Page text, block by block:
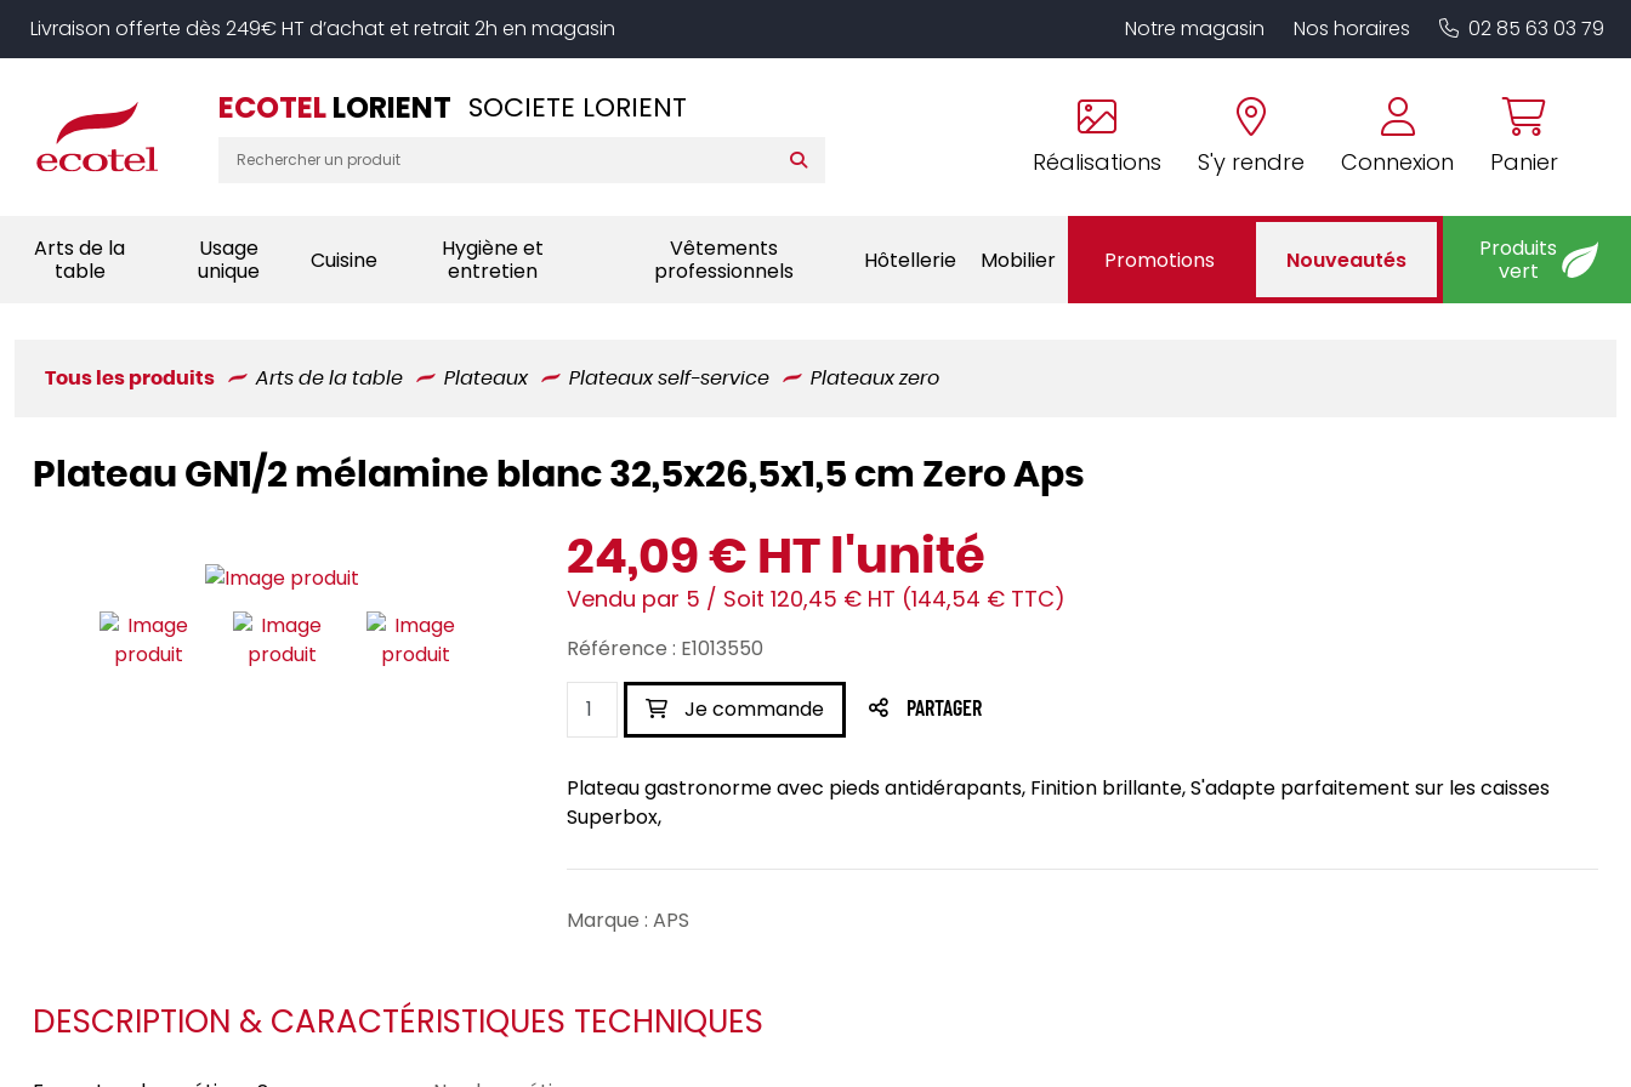
Livraison offerte dès 249€ HT d’achat et retrait 2h en magasin
Réalisations S'y rendre Connexion Panier
ECOTELLORIENT SOCIETE LORIENT
Notre magasin Nos horaires 02 85 63 03 79
Arts de la
table
Usage
unique
Cuisine
Hygiène et
entretien
Vêtements
professionnels
Hôtellerie Mobilier Promotions Nouveautés
Produits
vert
Tous les produits Arts de la table Plateaux Plateaux self-service Plateaux zero
Plateau GN1/2 mélamine blanc 32,5x26,5x1,5 cm Zero Aps
24,09 € HT l'unité
Vendu par 5 / Soit 120,45 € HT (144,54 € TTC)
Référence : E1013550
Je commande PARTAGER
Plateau gastronorme avec pieds antidérapants, Finition brillante, S'adapte parfaitement sur les caisses
Superbox,
Marque : APS
DESCRIPTION & CARACTÉRISTIQUES TECHNIQUES
Panneau de gestion des cookies